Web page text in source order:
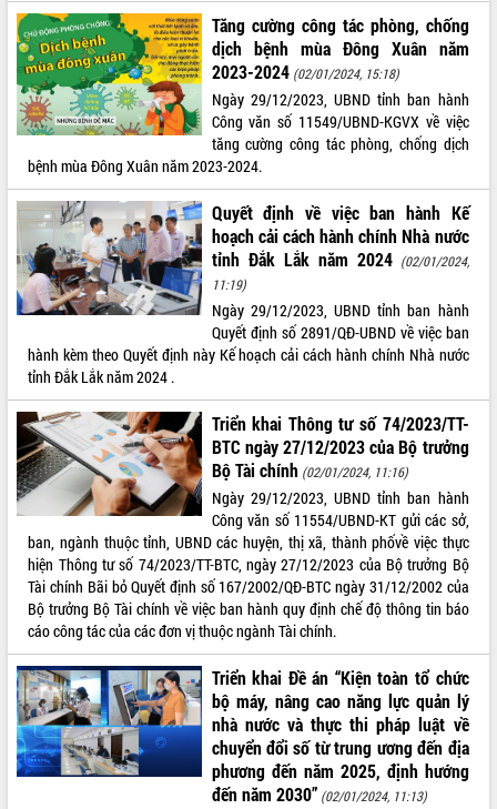
LIÊN KẾT WEB
THỐNG KÊ TRUY CẬP
Hôm nay: 10044
Tất cả:
66022784
Tăng cường công tác phòng, chống
dịch bệnh mùa Đông Xuân năm
2023-2024 (02/01/2024, 15:18)
Ngày 29/12/2023, UBND tỉnh ban hành
Công văn số 11549/UBND-KGVX về việc
tăng cường công tác phòng, chống dịch
bệnh mùa Đông Xuân năm 2023-2024.
Quyết định về việc ban hành Kế
hoạch cải cách hành chính Nhà nước
tỉnh Đắk Lắk năm 2024 (02/01/2024,
11:19)
Ngày 29/12/2023, UBND tỉnh ban hành
Quyết định số 2891/QĐ-UBND về việc ban
hành kèm theo Quyết định này Kế hoạch cải cách hành chính Nhà nước
tỉnh Đắk Lắk năm 2024 .
Triển khai Thông tư số 74/2023/TT-
BTC ngày 27/12/2023 của Bộ trưởng
Bộ Tài chính (02/01/2024, 11:16)
Ngày 29/12/2023, UBND tỉnh ban hành
Công văn số 11554/UBND-KT gửi các sở,
ban, ngành thuộc tỉnh, UBND các huyện, thị xã, thành phốvề việc thực
hiện Thông tư số 74/2023/TT-BTC, ngày 27/12/2023 của Bộ trưởng Bộ
Tài chính Bãi bỏ Quyết định số 167/2002/QĐ-BTC ngày 31/12/2002 của
Bộ trưởng Bộ Tài chính về việc ban hành quy định chế độ thông tin báo
cáo công tác của các đơn vị thuộc ngành Tài chính.
Triển khai Đề án “Kiện toàn tổ chức
bộ máy, nâng cao năng lực quản lý
nhà nước và thực thi pháp luật về
chuyển đổi số từ trung ương đến địa
phương đến năm 2025, định hướng
đến năm 2030” (02/01/2024, 11:13)